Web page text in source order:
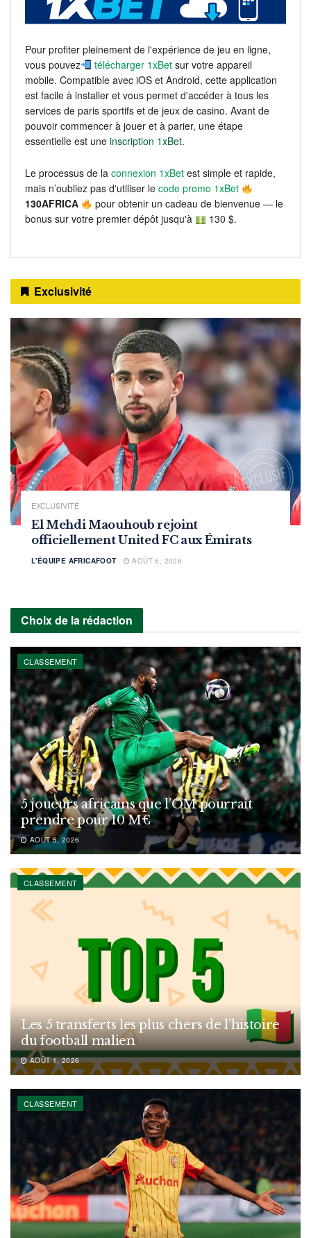
Pour profiter pleinement de l'expérience de jeu en ligne,
vous pouvez
télécharger 1xBet sur votre appareil
mobile. Compatible avec iOS et Android, cette application
est facile à installer et vous permet d'accéder à tous les
services de paris sportifs et de jeux de casino. Avant de
pouvoir commencer à jouer et à parier, une étape
essentielle est une inscription 1xBet.
Le processus de la connexion 1xBet est simple et rapide,
mais n’oubliez pas d'utiliser le code promo 1xBet
130AFRICA
pour obtenir un cadeau de bienvenue — le
bonus sur votre premier dépôt jusqu'à
130 $.
Exclusivité
EXCLUSIVITÉ
El Mehdi Maouhoub rejoint
officiellement United FC aux Émirats
L'ÉQUIPE AFRICAFOOT AOÛT 6, 2026
Choix de la rédaction
CLASSEMENT
5 joueurs africains que l’OM pourrait
prendre pour 10 M€
AOÛT 5, 2026
CLASSEMENT
Les 5 transferts les plus chers de l’histoire
du football malien
AOÛT 1, 2026
CLASSEMENT